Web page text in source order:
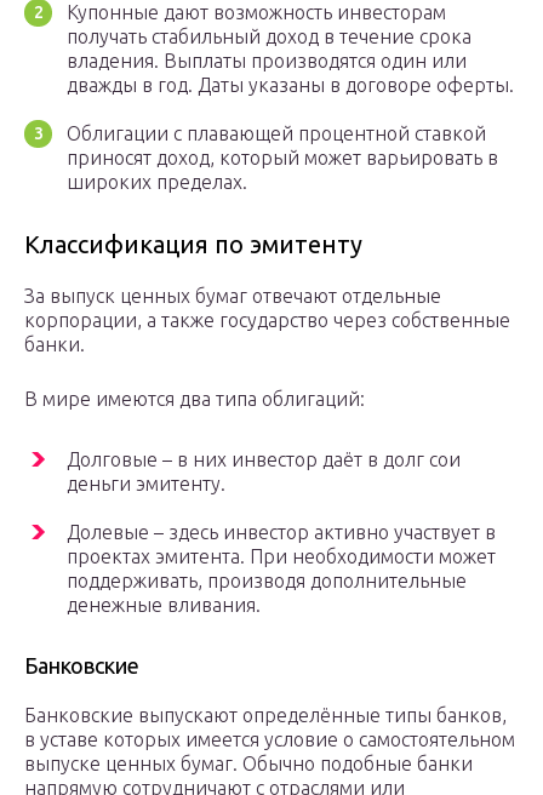
Купонные дают возможность инвесторам
получать стабильный доход в течение срока
владения. Выплаты производятся один или
дважды в год. Даты указаны в договоре оферты.
Облигации с плавающей процентной ставкой
приносят доход, который может варьировать в
широких пределах.
Классификация по эмитенту
За выпуск ценных бумаг отвечают отдельные
корпорации, а также государство через собственные
банки.
В мире имеются два типа облигаций:
Долговые – в них инвестор даёт в долг сои
деньги эмитенту.
Долевые – здесь инвестор активно участвует в
проектах эмитента. При необходимости может
поддерживать, производя дополнительные
денежные вливания.
Банковские
Банковские выпускают определённые типы банков,
в уставе которых имеется условие о самостоятельном
выпуске ценных бумаг. Обычно подобные банки
напрямую сотрудничают с отраслями или